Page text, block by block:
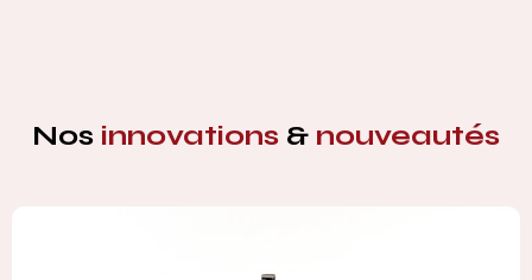
Nos innovations & nouveautés